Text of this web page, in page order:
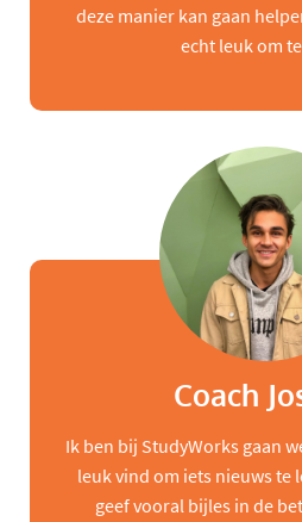
deze manier kan gaan
echt leuk om
Coach
Ik ben bij StudyWorks gaan
leuk vind om iets nieuws te
geef vooral bijles in de